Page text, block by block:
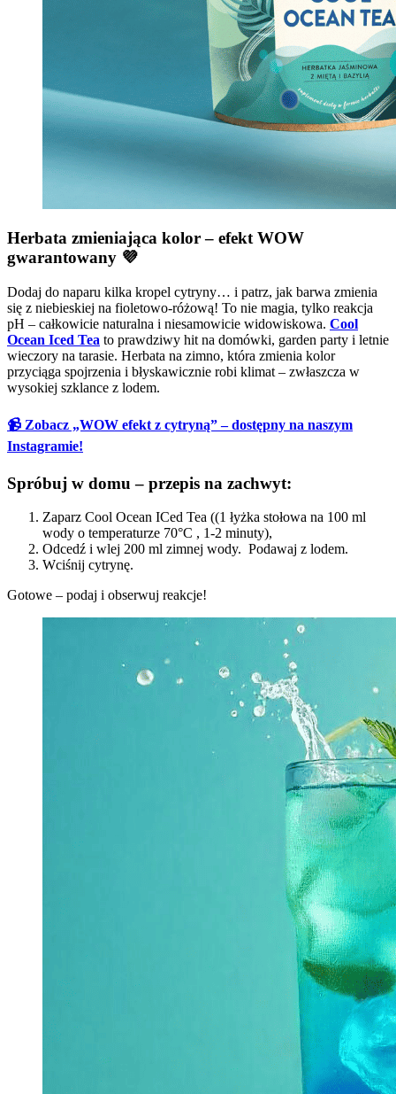
Herbata zmieniająca kolor – efekt WOW
gwarantowany 💜
Dodaj do naparu kilka kropel cytryny… i patrz, jak barwa zmienia
się z niebieskiej na fioletowo-różową! To nie magia, tylko reakcja
pH – całkowicie naturalna i niesamowicie widowiskowa. Cool
Ocean Iced Tea to prawdziwy hit na domówki, garden party i letnie
wieczory na tarasie. Herbata na zimno, która zmienia kolor
przyciąga spojrzenia i błyskawicznie robi klimat – zwłaszcza w
wysokiej szklance z lodem.
📹 Zobacz „WOW efekt z cytryną” – dostępny na naszym
Instagramie!
Spróbuj w domu – przepis na zachwyt:
Zaparz Cool Ocean ICed Tea ((1 łyżka stołowa na 100 ml
wody o temperaturze 70°C , 1-2 minuty),
Odcedź i wlej 200 ml zimnej wody. Podawaj z lodem.
Wciśnij cytrynę.
Gotowe – podaj i obserwuj reakcje!